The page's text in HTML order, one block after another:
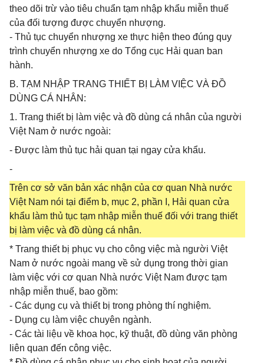
theo dõi trừ vào tiêu chuẩn tạm nhập khẩu miễn thuế
của đối tượng được chuyển nhượng.
- Thủ tục chuyển nhượng xe thực hiện theo đúng quy
trình chuyển nhượng xe do Tổng cục Hải quan ban
hành.
B. TẠM NHẬP TRANG THIẾT BỊ LÀM VIỆC VÀ ĐỒ
DÙNG CÁ NHÂN:
1. Trang thiết bị làm việc và đồ dùng cá nhân của người
Việt Nam ở nước ngoài:
- Được làm thủ tục hải quan tại ngay cửa khẩu.
-
Trên cơ sở văn bản xác nhận của cơ quan Nhà nước
Việt Nam nói tại điểm b, mục 2, phần I, Hải quan cửa
khẩu làm thủ tục tạm nhập miễn thuế đối với trang thiết
bị làm việc và đồ dùng cá nhân.
* Trang thiết bị phục vụ cho công việc mà người Việt
Nam ở nước ngoài mang về sử dụng trong thời gian
làm việc với cơ quan Nhà nước Việt Nam được tạm
nhập miễn thuế, bao gồm:
- Các dụng cụ và thiết bị trong phòng thí nghiệm.
- Dụng cụ làm việc chuyên ngành.
- Các tài liệu về khoa học, kỹ thuật, đồ dùng văn phòng
liên quan đến công việc.